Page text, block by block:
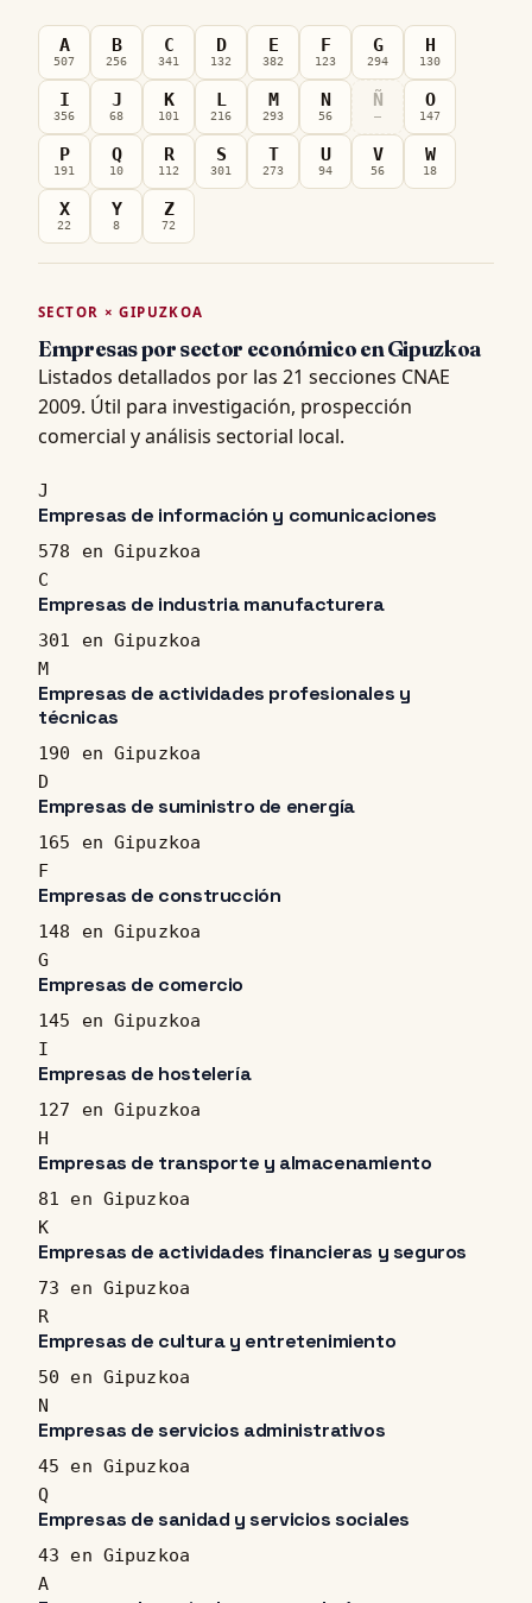
A
507
B
256
C
341
D
132
E
382
F
123
G
294
H
130
I
356
J
68
K
101
L
216
M
293
N
56
Ñ
—
O
147
P
191
Q
10
R
112
S
301
T
273
U
94
V
56
W
18
X
22
Y
8
Z
72
SECTOR × GIPUZKOA
Empresas por sector económico en Gipuzkoa
Listados detallados por las 21 secciones CNAE
2009. Útil para investigación, prospección
comercial y análisis sectorial local.
J
Empresas de información y comunicaciones
578 en Gipuzkoa
C
Empresas de industria manufacturera
301 en Gipuzkoa
M
Empresas de actividades profesionales y
técnicas
190 en Gipuzkoa
D
Empresas de suministro de energía
165 en Gipuzkoa
F
Empresas de construcción
148 en Gipuzkoa
G
Empresas de comercio
145 en Gipuzkoa
I
Empresas de hostelería
127 en Gipuzkoa
H
Empresas de transporte y almacenamiento
81 en Gipuzkoa
K
Empresas de actividades financieras y seguros
73 en Gipuzkoa
R
Empresas de cultura y entretenimiento
50 en Gipuzkoa
N
Empresas de servicios administrativos
45 en Gipuzkoa
Q
Empresas de sanidad y servicios sociales
43 en Gipuzkoa
A